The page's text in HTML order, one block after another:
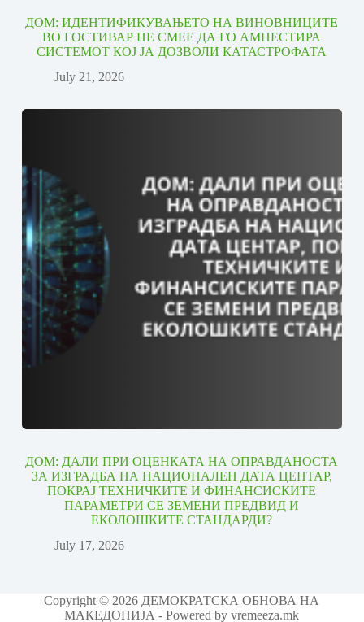
ДОМ: ИДЕНТИФИКУВАЊЕТО НА ВИНОВНИЦИТЕ
ВО ГОСТИВАР НЕ СМЕЕ ДА ГО АМНЕСТИРА
СИСТЕМОТ КОЈ ЈА ДОЗВОЛИ КАТАСТРОФАТА
July 21, 2026
ДОМ: ДАЛИ ПРИ ОЦЕНКАТА НА ОПРАВДАНОСТА
ЗА ИЗГРАДБА НА НАЦИОНАЛЕН ДАТА ЦЕНТАР,
ПОКРАЈ ТЕХНИЧКИТЕ И ФИНАНСИСКИТЕ
ПАРАМЕТРИ СЕ ЗЕМЕНИ ПРЕДВИД И
ЕКОЛОШКИТЕ СТАНДАРДИ?
July 17, 2026
Copyright © 2026 ДЕМОКРАТСКА ОБНОВА НА
МАКЕДОНИЈА - Powered by vremeeza.mk